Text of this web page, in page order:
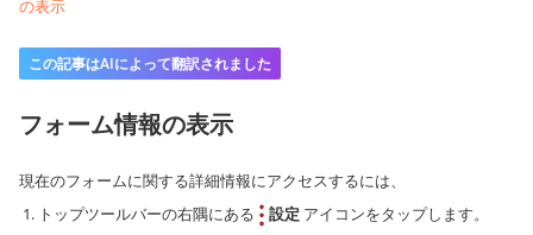
の表示
この記事はAIによって翻訳されました
フォーム情報の表示
現在のフォームに関する詳細情報にアクセスするには、
トップツールバーの右隅にある
設定 アイコンをタップします。